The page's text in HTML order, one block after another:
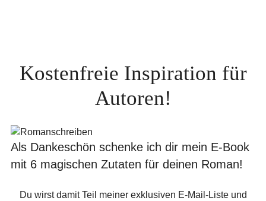
Kostenfreie Inspiration für
Autoren!
Als Dankeschön schenke ich dir mein E-Book
mit 6 magischen Zutaten für deinen Roman!
Du wirst damit Teil meiner exklusiven E-Mail-Liste und